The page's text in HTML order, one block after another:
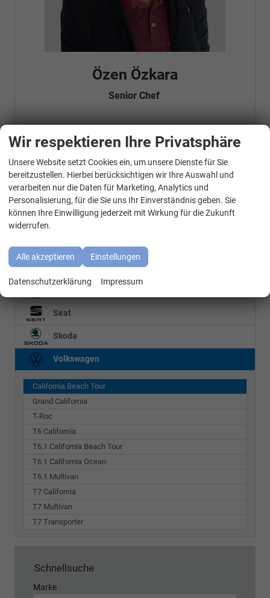
Özen Özkara
Senior Chef
Telefonnummer: 07181 - 47695 15
info@autohausrems.de
Fahrzeugnr.
Geparkte Fahrzeuge (0)
BMW
Cupra
Seat
Skoda
Volkswagen
California Beach Tour
Grand California
T-Roc
T6 California
T6.1 California Beach Tour
T6.1 California Ocean
T6.1 Multivan
T7 California
T7 Multivan
T7 Transporter
Schnellsuche
Marke
Wir respektieren Ihre Privatsphäre
Unsere Website setzt Cookies ein, um unsere Dienste für Sie
bereitzustellen. Hierbei berücksichtigen wir Ihre Auswahl und
verarbeiten nur die Daten für Marketing, Analytics und
Personalisierung, für die Sie uns Ihr Einverständnis geben. Sie
können Ihre Einwilligung jederzeit mit Wirkung für die Zukunft
widerrufen.
Alle akzeptieren Einstellungen
Datenschutzerklärung Impressum